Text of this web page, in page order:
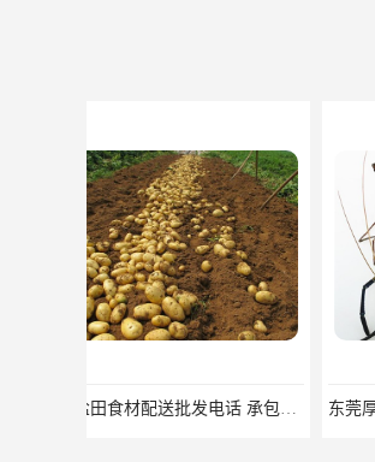
东莞厚街食材配送批发 承包食堂 蔬菜基地 新鲜配送